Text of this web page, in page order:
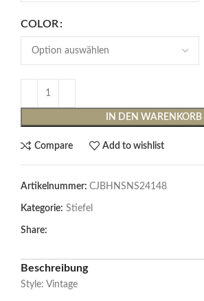
COLOR
IN DEN WARENKORB
Compare Add to wishlist
Artikelnummer: CJBHNSNS24148
Kategorie: Stiefel
Share:
Beschreibung
Style: Vintage